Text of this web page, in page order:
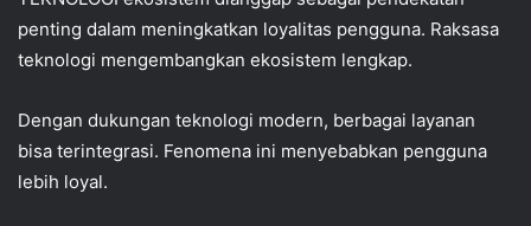
penting dalam meningkatkan loyalitas pengguna. Raksasa
teknologi mengembangkan ekosistem lengkap.
Dengan dukungan teknologi modern, berbagai layanan
bisa terintegrasi. Fenomena ini menyebabkan pengguna
lebih loyal.